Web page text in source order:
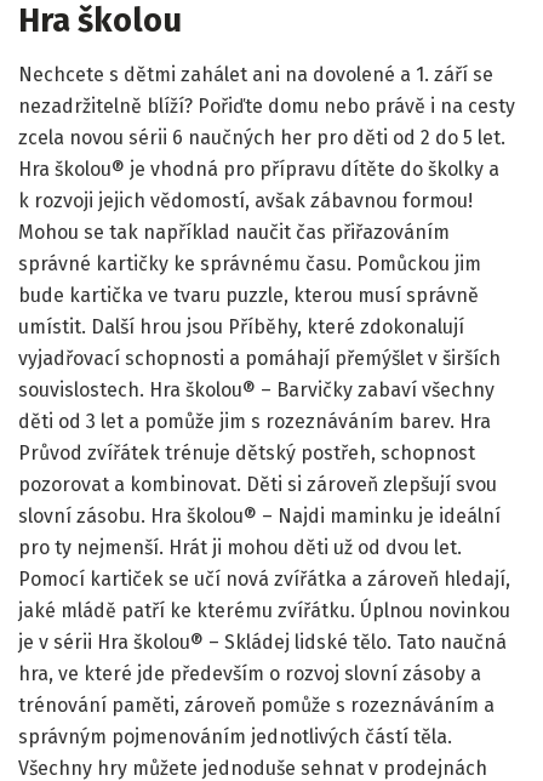
Hra školou
Nechcete s dětmi zahálet ani na dovolené a 1. září se
nezadržitelně blíží? Pořiďte domu nebo právě i na cesty
zcela novou sérii 6 naučných her pro děti od 2 do 5 let.
Hra školou® je vhodná pro přípravu dítěte do školky a
k rozvoji jejich vědomostí, avšak zábavnou formou!
Mohou se tak například naučit čas přiřazováním
správné kartičky ke správnému času. Pomůckou jim
bude kartička ve tvaru puzzle, kterou musí správně
umístit. Další hrou jsou Příběhy, které zdokonalují
vyjadřovací schopnosti a pomáhají přemýšlet v širších
souvislostech. Hra školou® – Barvičky zabaví všechny
děti od 3 let a pomůže jim s rozeznáváním barev. Hra
Průvod zvířátek trénuje dětský postřeh, schopnost
pozorovat a kombinovat. Děti si zároveň zlepšují svou
slovní zásobu. Hra školou® – Najdi maminku je ideální
pro ty nejmenší. Hrát ji mohou děti už od dvou let.
Pomocí kartiček se učí nová zvířátka a zároveň hledají,
jaké mládě patří ke kterému zvířátku. Úplnou novinkou
je v sérii Hra školou® – Skládej lidské tělo. Tato naučná
hra, ve které jde především o rozvoj slovní zásoby a
trénování paměti, zároveň pomůže s rozeznáváním a
správným pojmenováním jednotlivých částí těla.
Všechny hry můžete jednoduše sehnat v prodejnách